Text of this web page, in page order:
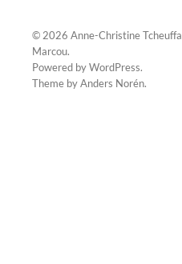
© 2026 Anne-Christine Tcheuffa
Marcou.
Powered byWordPress.
Theme byAnders Norén.